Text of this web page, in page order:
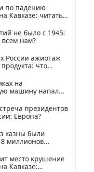
по падению
Кавказе: читать
не было с 1945:
всем нам?
России ажиотаж
продукта: что
на
машину напали
президентов
Европа?
казны были
миллионов
место крушение
Кавказе: